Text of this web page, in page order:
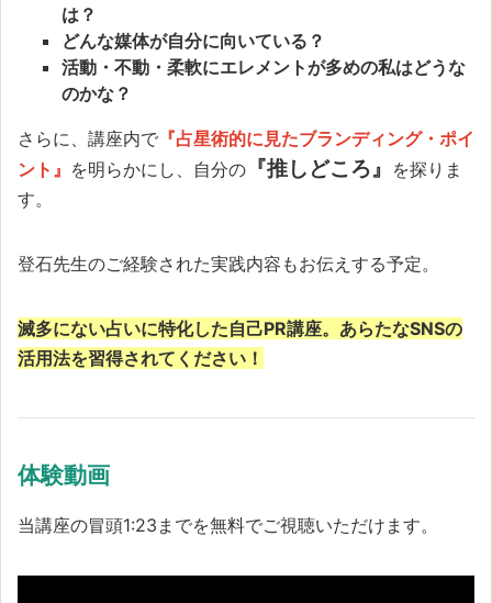
は？
どんな媒体が自分に向いている？
活動・不動・柔軟にエレメントが多めの私はどうな
のかな？
さらに、講座内で 『占星術的に見たブランディング・ポイ
ント』 を明らかにし、自分の 『推しどころ』
を探りま
す。
登石先生のご経験された実践内容もお伝えする予定。
滅多にない占いに特化した自己PR講座。あらたなSNSの
活用法を習得されてください！
体験動画
当講座の冒頭1:23までを無料でご視聴いただけます。